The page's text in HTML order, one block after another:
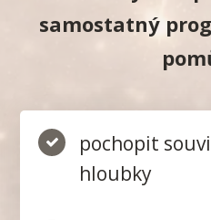
samostatný
pochopit
hloubky